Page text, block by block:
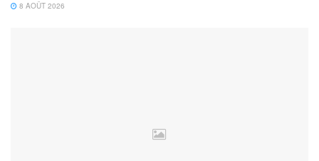
8 AOÛT 2026